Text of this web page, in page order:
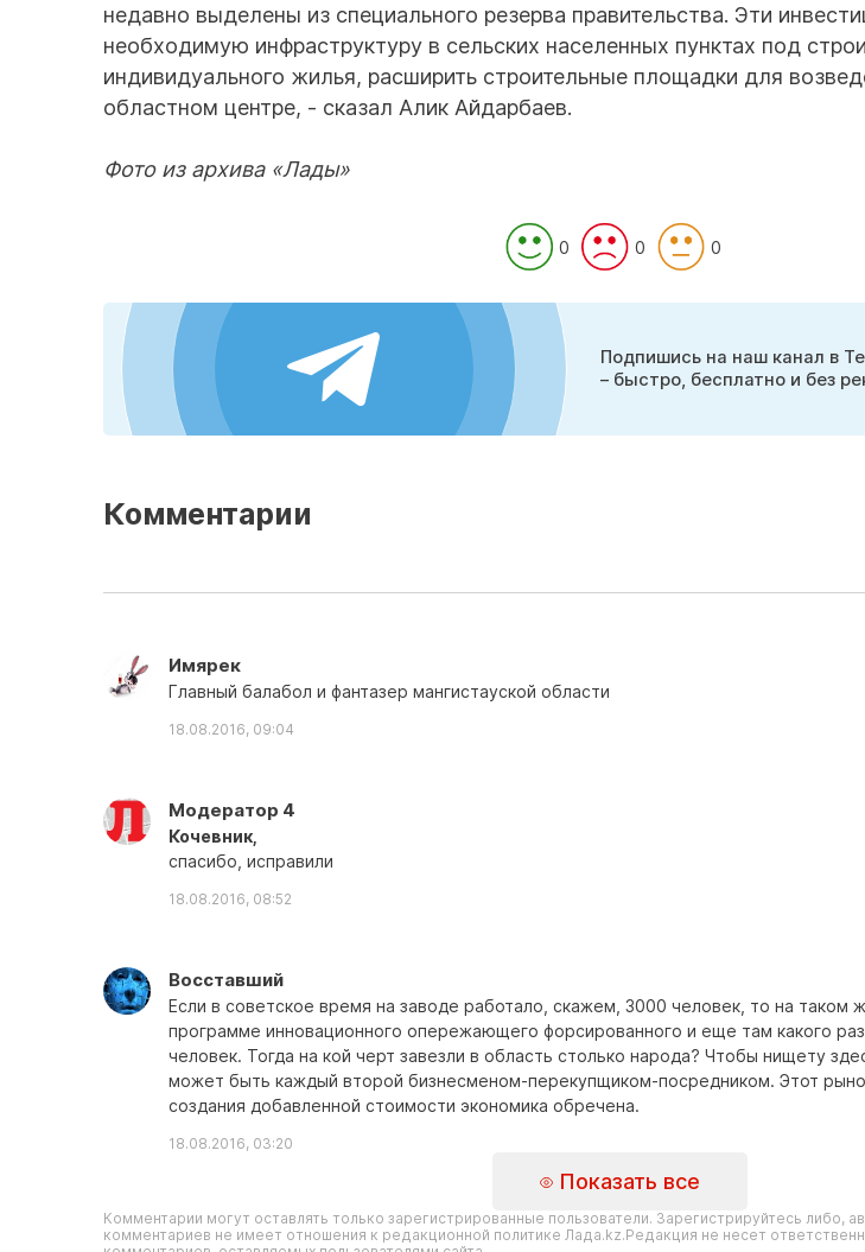
недавно выделены из специального резерва правительства. Эти
необходимую инфраструктуру в сельских населенных пунктах под
индивидуального жилья, расширить строительные площадки для
областном центре, - сказал Алик Айдарбаев.
Фото из архива «Лады»
0 0 0
Подпишись на наш канал в
– быстро, бесплатно и без
Комментарии
Имярек
Главный балабол и фантазер мангистауской области
18.08.2016, 09:04
Модератор 4
Кочевник,
спасибо, исправили
18.08.2016, 08:52
Восставший
Если в советское время на заводе работало, скажем, 3000 человек, то на таком
программе инновационного опережающего форсированного и еще там какого
человек. Тогда на кой черт завезли в область столько народа? Чтобы нищету
может быть каждый второй бизнесменом-перекупщиком-посредником. Этот
создания добавленной стоимости экономика обречена.
18.08.2016, 03:20
Показать все
Комментарии могут оставлять только зарегистрированные пользователи. Зарегистрируйтесь либо,
комментариев не имеет отношения к редакционной политике Лада.kz.Редакция не несет